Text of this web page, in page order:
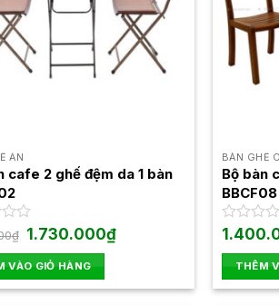
ĂN
cafe 2 ghế đệm da 1 bàn
₫ Giá
gốc
là:
1.800.000₫.
1.730.000₫Giá
hiện
VÀO GIỎ HÀNG
BÀN GHẾ
Bộ bàn
BBCF08
Được
hạng
0
5
THÊM